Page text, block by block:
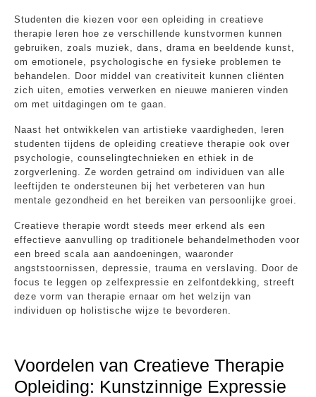
Studenten die kiezen voor een opleiding in creatieve
therapie leren hoe ze verschillende kunstvormen kunnen
gebruiken, zoals muziek, dans, drama en beeldende kunst,
om emotionele, psychologische en fysieke problemen te
behandelen. Door middel van creativiteit kunnen cliënten
zich uiten, emoties verwerken en nieuwe manieren vinden
om met uitdagingen om te gaan.
Naast het ontwikkelen van artistieke vaardigheden, leren
studenten tijdens de opleiding creatieve therapie ook over
psychologie, counselingtechnieken en ethiek in de
zorgverlening. Ze worden getraind om individuen van alle
leeftijden te ondersteunen bij het verbeteren van hun
mentale gezondheid en het bereiken van persoonlijke groei.
Creatieve therapie wordt steeds meer erkend als een
effectieve aanvulling op traditionele behandelmethoden voor
een breed scala aan aandoeningen, waaronder
angststoornissen, depressie, trauma en verslaving. Door de
focus te leggen op zelfexpressie en zelfontdekking, streeft
deze vorm van therapie ernaar om het welzijn van
individuen op holistische wijze te bevorderen.
Voordelen van Creatieve Therapie
Opleiding: Kunstzinnige Expressie